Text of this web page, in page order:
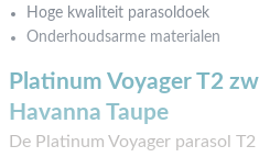
Hoge kwaliteit parasoldoek
Onderhoudsarme materialen
Platinum Voyager T2
Havanna Taupe
De Platinum Voyager parasol